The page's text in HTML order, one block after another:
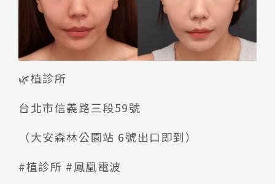
🌿植診所
台北市信義路三段59號
（大安森林公園站 6號出口即到）
#植診所 #鳳凰電波